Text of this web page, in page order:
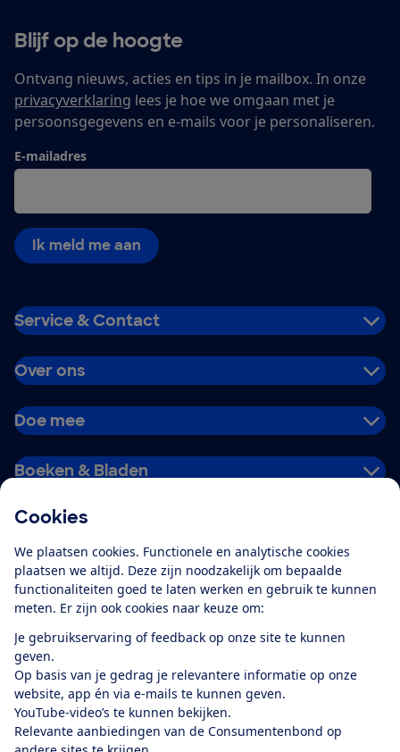
Cookies
We plaatsen cookies. Functionele en analytische cookies
plaatsen we altijd. Deze zijn noodzakelijk om bepaalde
functionaliteiten goed te laten werken en gebruik te kunnen
meten. Er zijn ook cookies naar keuze om:
Je gebruikservaring of feedback op onze site te kunnen
geven.
Op basis van je gedrag je relevantere informatie op onze
website, app én via e-mails te kunnen geven.
YouTube-video’s te kunnen bekijken.
Relevante aanbiedingen van de Consumentenbond op
Blijf op de hoogte
Ontvang nieuws, acties en tips in je mailbox. In onze
privacyverklaring lees je hoe we omgaan met je
persoonsgegevens en e-mails voor je personaliseren.
E-mailadres
Ik meld me aan
Service & Contact
Over ons
Doe mee
Boeken & Bladen
Alles over de
app
Algemene Voorwaarden
Privacyverklaring
Cookiebeleid
Privacyvoorkeuren
Toegankelijkheid